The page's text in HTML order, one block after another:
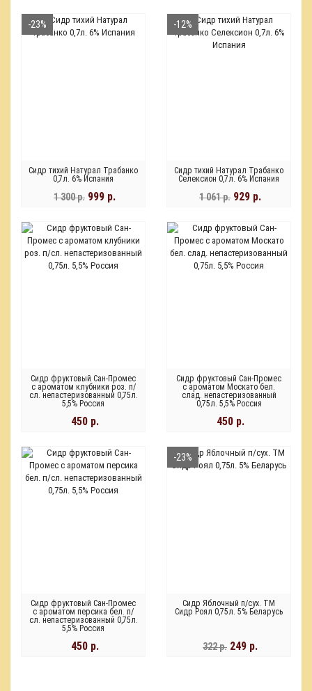
-23%
Сидр тихий Натурал Трабанко
0,7л. 6% Испания
1 300 р. 999 р.
-12%
Сидр тихий Натурал Трабанко
Селексион 0,7л. 6% Испания
1 061 р. 929 р.
Сидр фруктовый Сан-Промес
с ароматом клубники роз. п/
сл. непастеризованный 0,75л.
5,5% Россия
450 р.
Сидр фруктовый Сан-Промес
с ароматом Москато бел.
слад. непастеризованный
0,75л. 5,5% Россия
450 р.
Сидр фруктовый Сан-Промес
с ароматом персика бел. п/
сл. непастеризованный 0,75л.
5,5% Россия
450 р.
-23%
Сидр Яблочный п/сух. ТМ
Сидр Роял 0,75л. 5% Беларусь
322 р. 249 р.